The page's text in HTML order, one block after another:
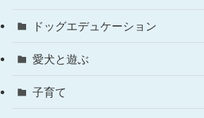
ドッグエデュケーション
愛犬と遊ぶ
子育て